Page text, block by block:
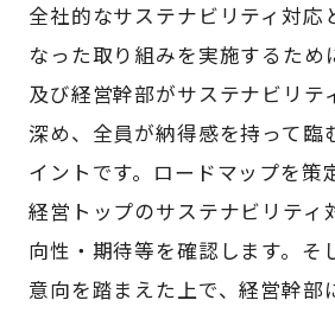
全社的なサステナビリティ対応
なった取り組みを実施するため
及び経営幹部がサステナビリテ
深め、全員が納得感を持って臨
イントです。ロードマップを策
経営トップのサステナビリティ
向性・期待等を確認します。そ
意向を踏まえた上で、経営幹部